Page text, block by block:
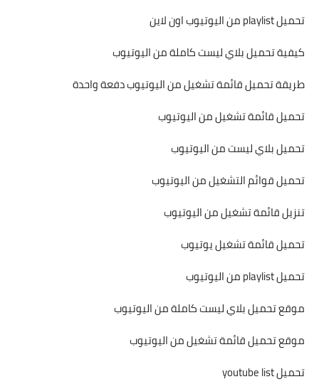
تحميل playlist من اليوتيوب اون لاين
كيفية تحميل بلاي ليست كاملة من اليوتيوب
طريقة تحميل قائمة تشغيل من اليوتيوب دفعة واحدة
تحميل قائمة تشغيل من اليوتيوب
تحميل بلاي ليست من اليوتيوب
تحميل قوائم التشغيل من اليوتيوب
تنزيل قائمة تشغيل من اليوتيوب
تحميل قائمة تشغيل يوتيوب
تحميل playlist من اليوتيوب
موقع تحميل بلاي ليست كاملة من اليوتيوب
موقع تحميل قائمة تشغيل من اليوتيوب
تحميل youtube list